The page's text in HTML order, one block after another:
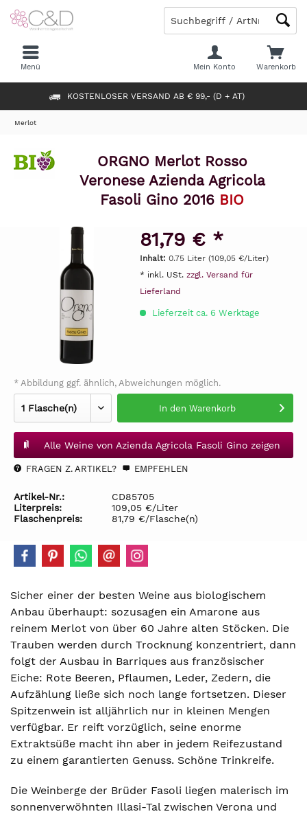
KOSTENLOSER VERSAND AB € 99,- (D + AT)
Warenkorb
Mein Konto
Menü
Merlot
ORGNO Merlot Rosso
Veronese Azienda Agricola
Fasoli Gino 2016 BIO
81,79 € *
Inhalt: 0.75 Liter (109,05 €/Liter)
* inkl. USt. zzgl. Versand für
Lieferland
Lieferzeit ca. 6 Werktage
* Abbildung ggf. ähnlich, Abweichungen möglich.
In den Warenkorb
Alle Weine von Azienda Agricola Fasoli Gino zeigen
FRAGEN Z. ARTIKEL? EMPFEHLEN
Artikel-Nr.:
CD85705
Literpreis:
109,05 €/Liter
Flaschenpreis:
81,79 €/Flasche(n)
Sicher einer der besten Weine aus biologischem
Anbau überhaupt: sozusagen ein Amarone aus
reinem Merlot von über 60 Jahre alten Stöcken. Die
Trauben werden durch Trocknung konzentriert, dann
folgt der Ausbau in Barriques aus französischer
Eiche: Rote Beeren, Pflaumen, Leder, Zedern, die
Aufzählung ließe sich noch lange fortsetzen. Dieser
Spitzenwein ist alljährlich nur in kleinen Mengen
verfügbar. Er reift vorzüglich, seine enorme
Extraktsüße macht ihn aber in jedem Reifezustand
zu einem garantierten Genuss. Schöne Trinkreife.
Die Weinberge der Brüder Fasoli liegen malerisch im
sonnenverwöhnten Illasi-Tal zwischen Verona und